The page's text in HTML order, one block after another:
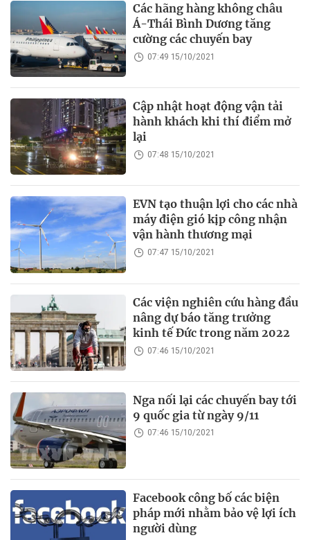
Các hãng hàng không châu
Á-Thái Bình Dương tăng
cường các chuyến bay
07:49 15/10/2021
Cập nhật hoạt động vận tải
hành khách khi thí điểm mở
lại
07:48 15/10/2021
EVN tạo thuận lợi cho các nhà
máy điện gió kịp công nhận
vận hành thương mại
07:47 15/10/2021
Các viện nghiên cứu hàng đầu
nâng dự báo tăng trưởng
kinh tế Đức trong năm 2022
07:46 15/10/2021
Nga nối lại các chuyến bay tới
9 quốc gia từ ngày 9/11
07:46 15/10/2021
Facebook công bố các biện
pháp mới nhằm bảo vệ lợi ích
người dùng